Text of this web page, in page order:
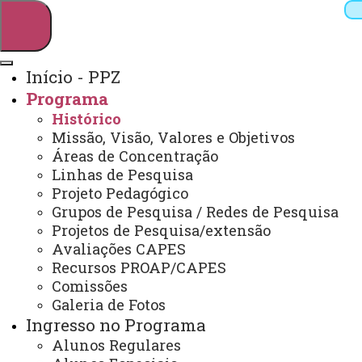
Webmail Sistemas
Arquivo Virtual
Campus
Início - PPZ
Programa
Histórico
Missão, Visão, Valores e Objetivos
Áreas de Concentração
Linhas de Pesquisa
Projeto Pedagógico
Grupos de Pesquisa / Redes de Pesquisa
Projetos de Pesquisa/extensão
Avaliações CAPES
Recursos PROAP/CAPES
Comissões
Galeria de Fotos
Ingresso no Programa
Alunos Regulares
Zootecnia - Unioeste/UTFPR